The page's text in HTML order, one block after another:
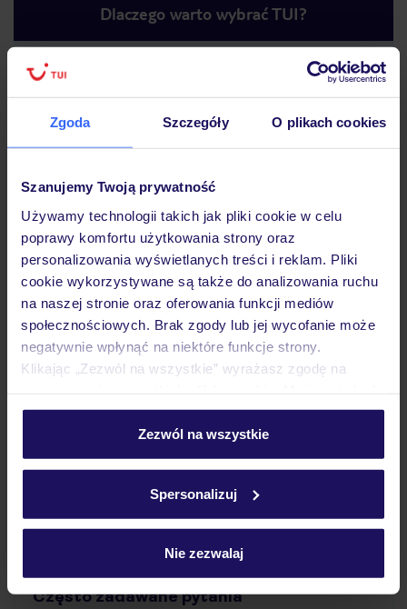
Zgoda Szczegóły O plikach cookies
Szanujemy Twoją prywatność
Używamy technologii takich jak pliki cookie w celu
poprawy komfortu użytkowania strony oraz
personalizowania wyświetlanych treści i reklam. Pliki
cookie wykorzystywane są także do analizowania ruchu
na naszej stronie oraz oferowania funkcji mediów
społecznościowych. Brak zgody lub jej wycofanie może
negatywnie wpłynąć na niektóre funkcje strony.
Klikając „Zezwól na wszystkie” wyrażasz zgodę na
personalizować swój wybór wchodząc w zakładkę
Szczegółowe informacje o plikach cookie znajdziesz
Zezwól na wszystkie
Spersonalizuj
Nie zezwalaj
Dlaczego warto wybrać TUI?
podróży w Polsce
Hotel
Pokoje
Wyżywienie
Ważne informacje
Często zadawane pytania